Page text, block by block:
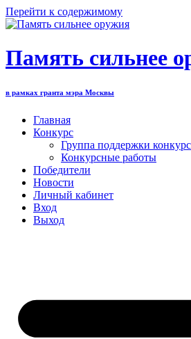
Перейти к содержимому
Память сильнее
в рамках гранта мэра Москвы
Главная
Конкурс
Группа поддержки
Конкурсные работы
Победители
Новости
Личный кабинет
Вход
Выход